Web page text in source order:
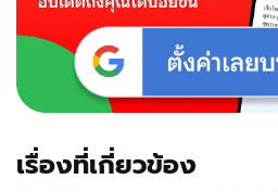
เรื่องที่เกี่ยวข้อง